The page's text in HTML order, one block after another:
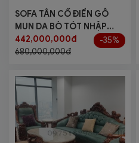
SOFA TÂN CỔ ĐIỂN GỖ
MUN DA BÒ TÓT NHẬP
KHẨU
442,000,000đ
680,000,000đ
-35%